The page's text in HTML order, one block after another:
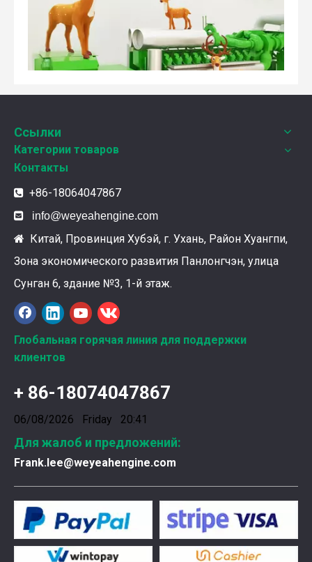
В этот полный веселья и уюта момент, 25 декабря
Подшипники шатунных коленчатых валов Weyeah
Ссылки
Категории товаров
Контакты
 +86-18064047867
 info@weyeahengine.com
 Китай, Провинция Хубэй, г. Ухань, Район Хуангпи,
Зона экономического развития Панлонгчэн, улица
Сунган 6, здание №3, 1-й этаж.
Глобальная горячая линия для поддержки
клиентов
+ 86-18074047867
06/08/2026 Friday 20:41
Для жалоб и предложений:
Frank.lee@weyeahengine.com